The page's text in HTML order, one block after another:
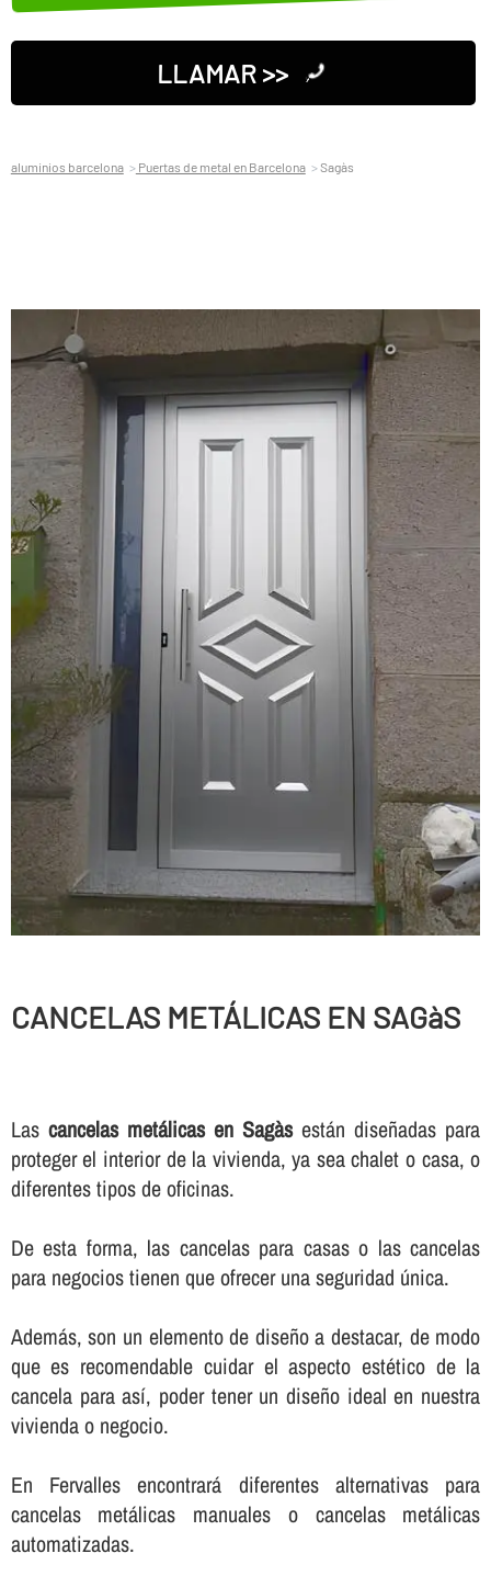
LLAMAR >>
aluminios barcelona Puertas de metal en Barcelona Sagàs
CANCELAS METÁLICAS EN SAGàS
Las cancelas metálicas en Sagàsestán diseñadas para
proteger el interior de la vivienda, ya sea chalet o casa, o
diferentes tipos de oficinas.
De esta forma, las cancelas para casas o las cancelas
para negocios tienen que ofrecer una seguridad única.
Además, son un elemento de diseño a destacar, de modo
que es recomendable cuidar el aspecto estético de la
cancela para así­, poder tener un diseño ideal en nuestra
vivienda o negocio.
En Fervalles encontrará diferentes alternativas para
cancelas metálicas manuales o cancelas metálicas
automatizadas.